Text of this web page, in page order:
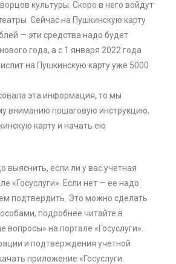
культуры. Скоро в него войдут
Сейчас на Пушкинскую карту
— эти средства надо будет
года, а с 1 января 2022 года
на Пушкинскую карту уже 5000
эта информация, то мы
вниманию пошаговую инструкцию,
карту и начать ею
выяснить, если ли у вас учетная
«Госуслуги». Если нет — ее надо
подтвердить. Это можно сделать
подробнее читайте в
вопросы» на портале «Госуслуги».
и подтверждения учетной
приложение «Госуслуги.